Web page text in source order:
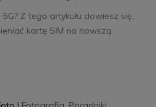
Z tego artykułu dowiesz się,
kartę SIM na nowszą.